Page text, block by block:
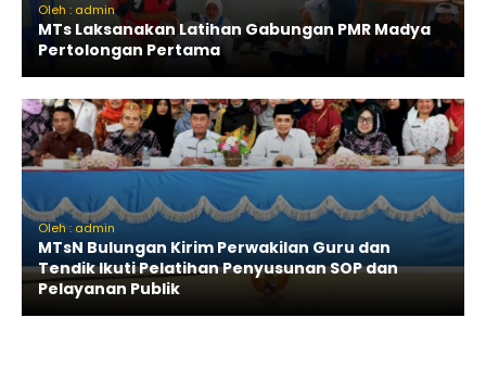
Oleh : admin
MTs Laksanakan Latihan Gabungan PMR Madya
Pertolongan Pertama
Oleh : admin
MTsN Bulungan Kirim Perwakilan Guru dan
Tendik Ikuti Pelatihan Penyusunan SOP dan
Pelayanan Publik